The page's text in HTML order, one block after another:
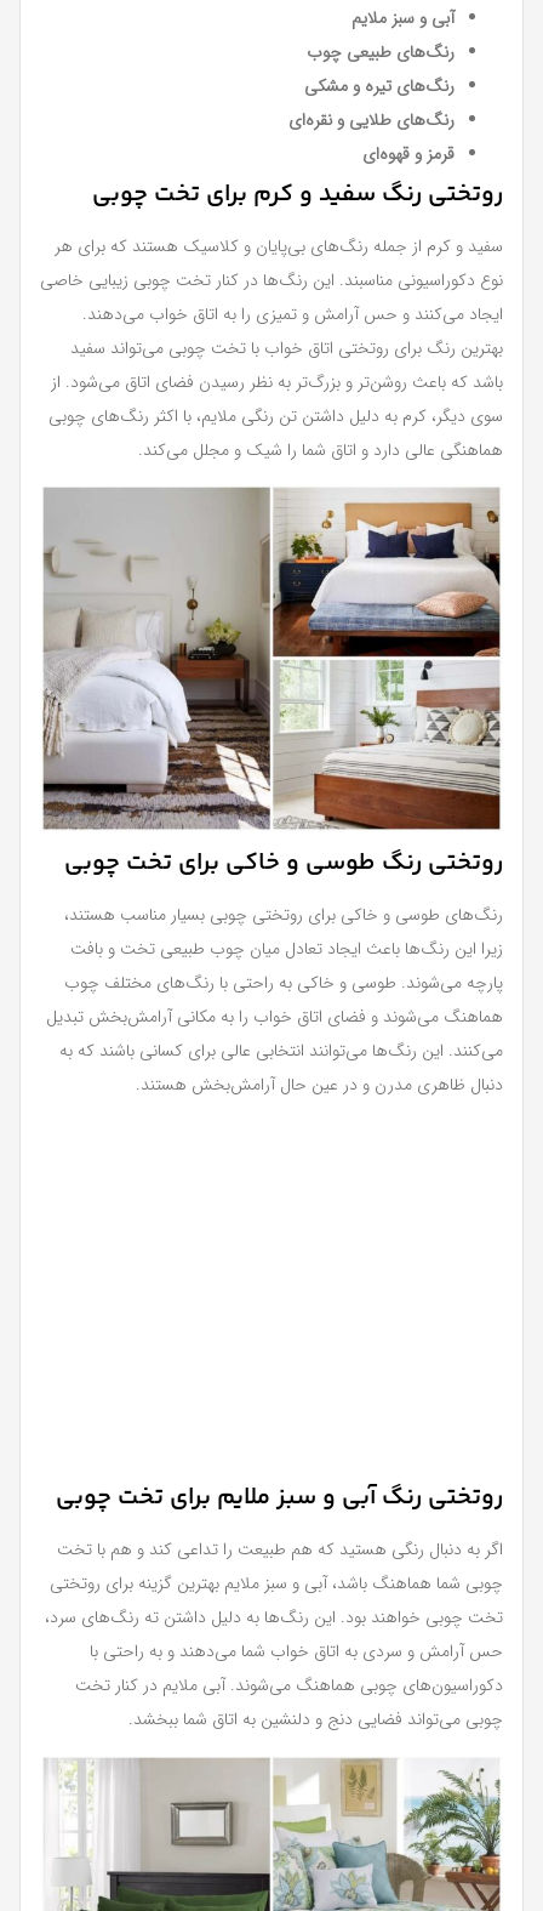
آبی و سبز ملایم
رنگ‌های طبیعی چوب
رنگ‌های تیره و مشکی
رنگ‌های طلایی و نقره‌ای
قرمز و قهوه‌ای
روتختی رنگ سفید و کرم برای تخت چوبی
سفید و کرم از جمله رنگ‌های بی‌پایان و کلاسیک هستند که برای هر
نوع دکوراسیونی مناسبند. این رنگ‌ها در کنار تخت چوبی زیبایی خاصی
ایجاد می‌کنند و حس آرامش و تمیزی را به اتاق خواب می‌دهند.
بهترین رنگ برای روتختی اتاق خواب با تخت چوبی می‌تواند سفید
باشد که باعث روشن‌تر و بزرگ‌تر به نظر رسیدن فضای اتاق می‌شود. از
سوی دیگر، کرم به دلیل داشتن تن رنگی ملایم، با اکثر رنگ‌های چوبی
هماهنگی عالی دارد و اتاق شما را شیک و مجلل می‌کند.
روتختی رنگ طوسی و خاکی برای تخت چوبی
رنگ‌های طوسی و خاکی برای روتختی چوبی بسیار مناسب هستند،
زیرا این رنگ‌ها باعث ایجاد تعادل میان چوب طبیعی تخت و بافت
پارچه می‌شوند. طوسی و خاکی به راحتی با رنگ‌های مختلف چوب
هماهنگ می‌شوند و فضای اتاق خواب را به مکانی آرامش‌بخش تبدیل
می‌کنند. این رنگ‌ها می‌توانند انتخابی عالی برای کسانی باشند که به
دنبال ظاهری مدرن و در عین حال آرامش‌بخش هستند.
روتختی رنگ آبی و سبز ملایم برای تخت چوبی
اگر به دنبال رنگی هستید که هم طبیعت را تداعی کند و هم با تخت
چوبی شما هماهنگ باشد، آبی و سبز ملایم بهترین گزینه برای روتختی
تخت چوبی خواهند بود. این رنگ‌ها به دلیل داشتن ته رنگ‌های سرد،
حس آرامش و سردی به اتاق خواب شما می‌دهند و به راحتی با
دکوراسیون‌های چوبی هماهنگ می‌شوند. آبی ملایم در کنار تخت
چوبی می‌تواند فضایی دنج و دلنشین به اتاق شما ببخشد.